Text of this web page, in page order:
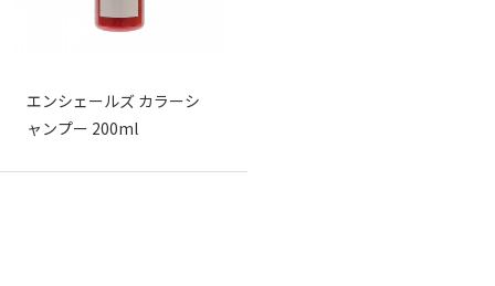
エンシェールズ カラーシ
ャンプー 200ml